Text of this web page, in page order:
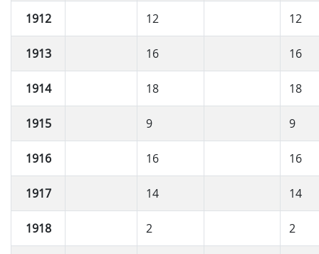
1912 12 12
1913 16 16
1914 18 18
1915 9 9
1916 16 16
1917 14 14
1918 2 2